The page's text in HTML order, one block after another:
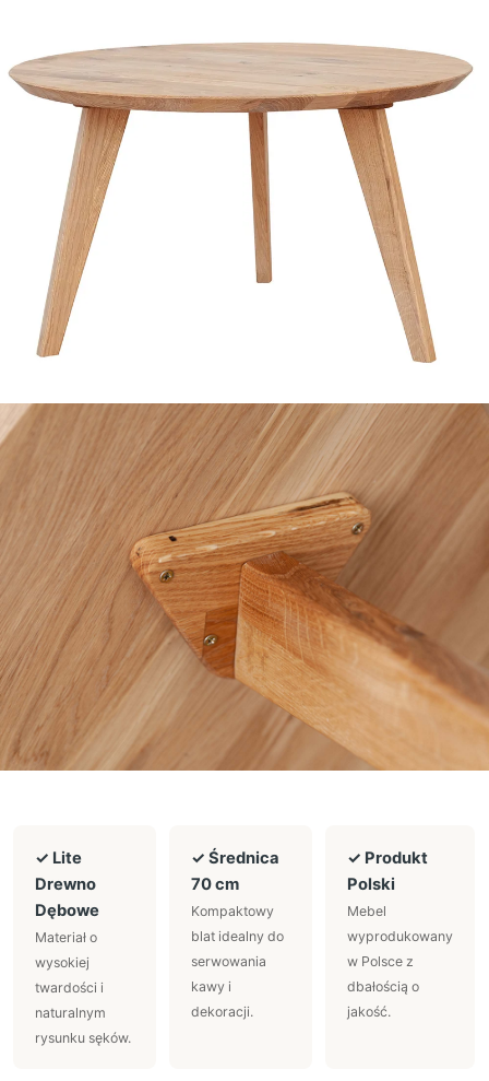
✓ Lite
Drewno
Dębowe
Materiał o
wysokiej
twardości i
naturalnym
rysunku sęków.
✓ Średnica
70 cm
Kompaktowy
blat idealny do
serwowania
kawy i
dekoracji.
✓ Produkt
Polski
Mebel
wyprodukowany
w Polsce z
dbałością o
jakość.